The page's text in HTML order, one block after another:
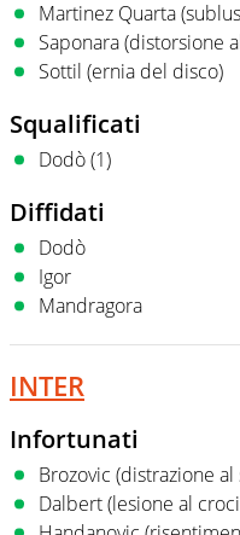
Martinez Quarta
Saponara (distorsione
Sottil (ernia del disco)
Squalificati
Dodò (1)
Diffidati
Dodò
Igor
Mandragora
INTER
Infortunati
Brozovic (distrazione al
Dalbert (lesione al